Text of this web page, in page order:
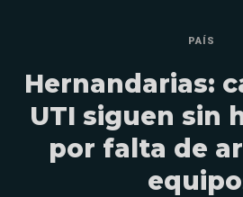
PAÍS
Hernandarias:
UTI siguen sin
por falta de